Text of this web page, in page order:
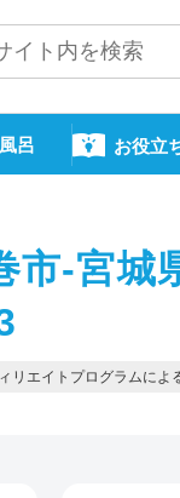
呂 お役立
市-宮城
エイトプログラムによ